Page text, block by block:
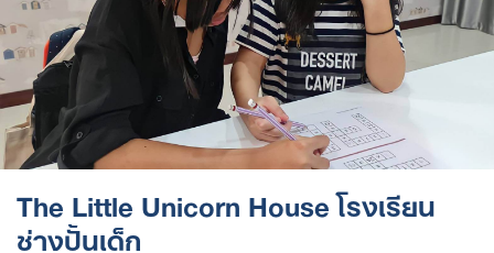
The Little Unicorn House โรงเรียน
ช่างปั้นเด็ก